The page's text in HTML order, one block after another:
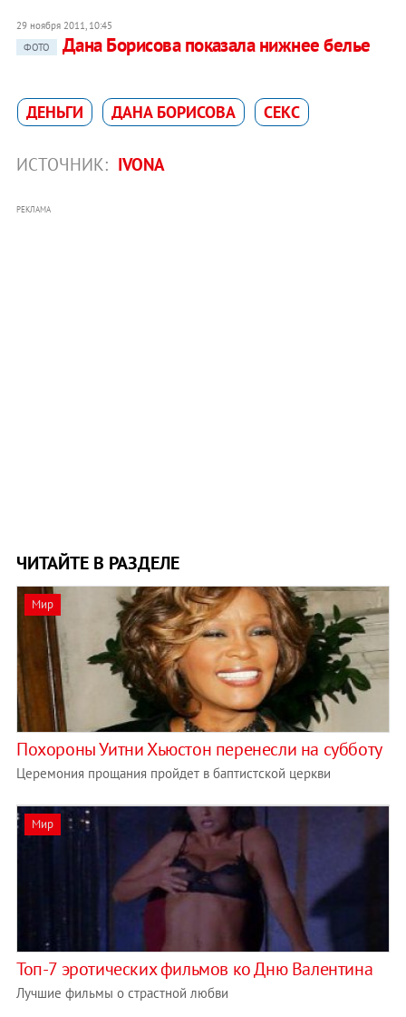
29 ноября 2011, 10:45
ФОТО
Дана Борисова показала нижнее белье
ДЕНЬГИ ДАНА БОРИСОВА СЕКС
ИСТОЧНИК: IVONA
РЕКЛАМА
ЧИТАЙТЕ В РАЗДЕЛЕ
Мир
Похороны Уитни Хьюстон перенесли на субботу
Церемония прощания пройдет в баптистской церкви
Мир
Топ-7 эротических фильмов ко Дню Валентина
Лучшие фильмы о страстной любви